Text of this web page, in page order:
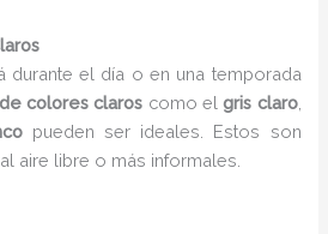
durante el día o en una temporada
colores claros como elgris claro,
pueden ser ideales. Estos son
aire libre o más informales.